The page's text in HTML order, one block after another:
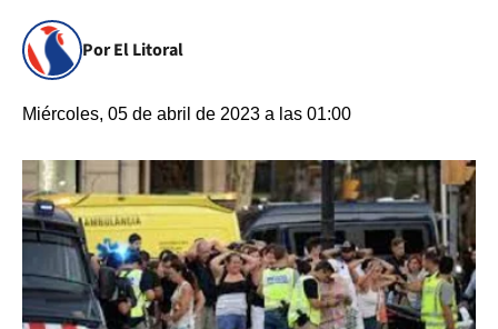
Por El Litoral
Miércoles, 05 de abril de 2023 a las 01:00